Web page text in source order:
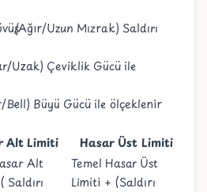
Ağır/Uzun Mızrak) Saldırı
Uzak) Çeviklik Gücü ile
Büyü Gücü ile ölçeklenir
Alt Limiti Hasar Üst Limiti
Alt
Saldırı
Temel Hasar Üst
Limiti + (Saldırı